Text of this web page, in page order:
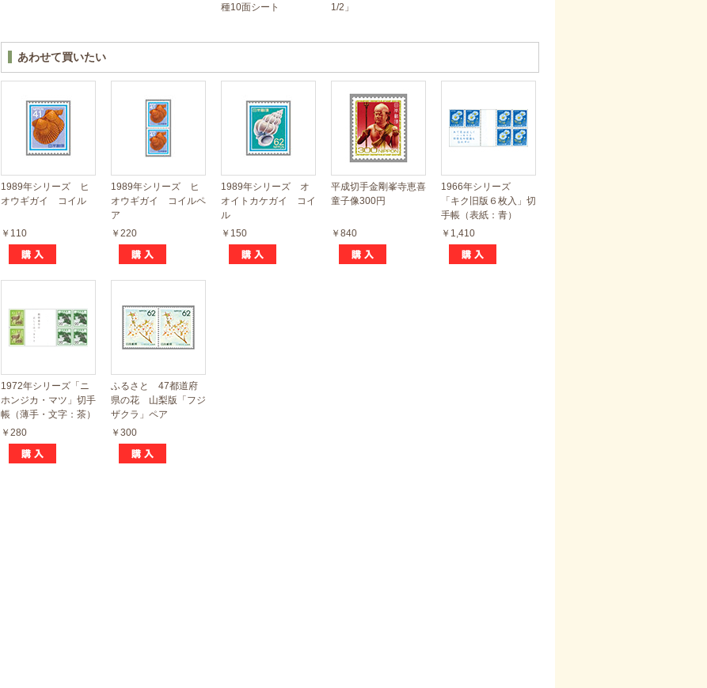
種10面シート
1/2」
あわせて買いたい
1989年シリーズ ヒ
オウギガイ コイル
￥110
1989年シリーズ ヒ
オウギガイ コイルペ
ア
￥220
1989年シリーズ オ
オイトカケガイ コイ
ル
￥150
平成切手金剛峯寺恵喜
童子像300円
￥840
1966年シリーズ
「キク旧版６枚入」切
手帳（表紙：青）
￥1,410
1972年シリーズ「ニ
ホンジカ・マツ」切手
帳（薄手・文字：茶）
￥280
ふるさと 47都道府
県の花 山梨版「フジ
ザクラ」ペア
￥300